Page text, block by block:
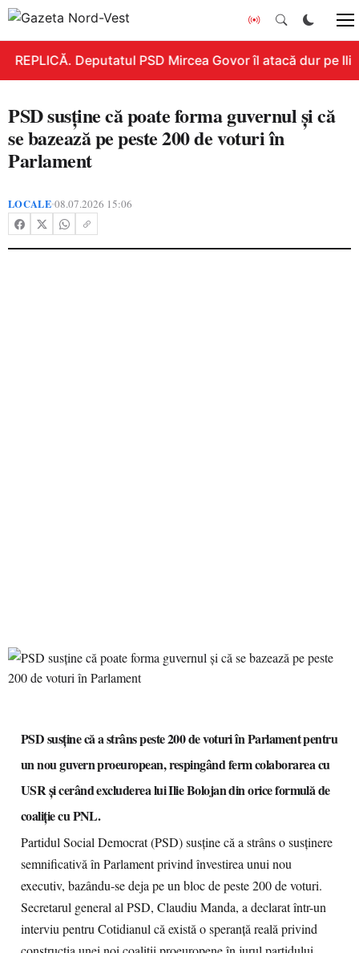
REPLICĂ. Deputatul PSD Mircea Govor îl atacă dur pe
PSD susține că poate forma guvernul și că
se bazează pe peste 200 de voturi în
Parlament
LOCALE•08.07.2026 15:06
PSD susține că a strâns peste 200 de voturi în Parlament pentru
un nou guvern proeuropean, respingând ferm colaborarea cu
USR și cerând excluderea lui Ilie Bolojan din orice formulă de
coaliție cu PNL.
Partidul Social Democrat (PSD) susține că a strâns o susținere
semnificativă în Parlament privind învestirea unui nou
executiv, bazându-se deja pe un bloc de peste 200 de voturi.
Secretarul general al PSD, Claudiu Manda, a declarat într-un
interviu pentru Cotidianul că există o speranță reală privind